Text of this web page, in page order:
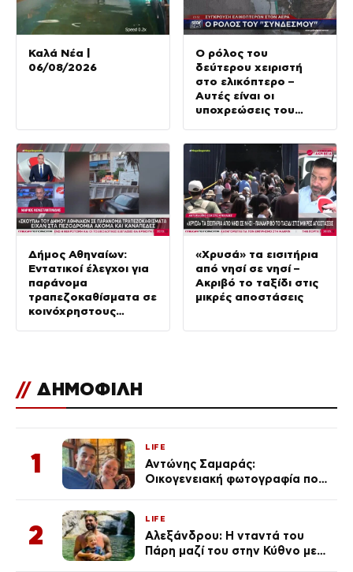
Καλά Νέα |
06/08/2026
Ο ρόλος του
δεύτερου χειριστή
στο ελικόπτερο –
Αυτές είναι οι
υποχρεώσεις του
Δήμος Αθηναίων:
Εντατικοί έλεγχοι για
παράνομα
τραπεζοκαθίσματα σε
κοινόχρηστους
«Χρυσά» τα εισιτήρια
από νησί σε νησί –
Ακριβό το ταξίδι στις
μικρές αποστάσεις
// ΔΗΜΟΦΙΛΗ
1
LIFE
Αντώνης Σαμαράς:
Οικογενειακή φωτογραφία που
Λένας
2
LIFE
Αλεξάνδρου: Η νταντά του
Πάρη μαζί του στην Κύθνο με